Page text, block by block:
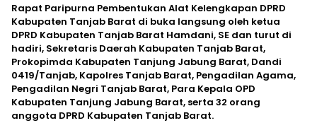
Rapat Paripurna Pembentukan Alat Kelengkapan DPRD
Kabupaten Tanjab Barat di buka langsung oleh ketua
DPRD Kabupaten Tanjab Barat Hamdani, SE dan turut di
hadiri, Sekretaris Daerah Kabupaten Tanjab Barat,
Prokopimda Kabupaten Tanjung Jabung Barat, Dandi
0419/Tanjab, Kapolres Tanjab Barat, Pengadilan Agama,
Pengadilan Negri Tanjab Barat, Para Kepala OPD
Kabupaten Tanjung Jabung Barat, serta 32 orang
anggota DPRD Kabupaten Tanjab Barat.